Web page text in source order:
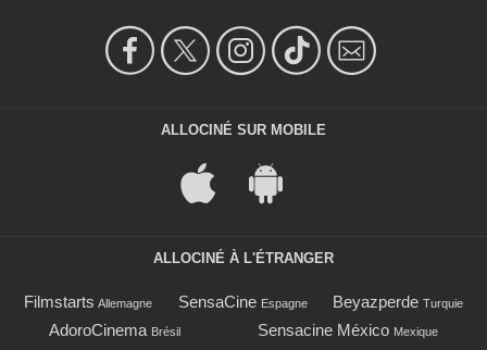
ALLOCINÉ SUR MOBILE
ALLOCINÉ À L'ÉTRANGER
Filmstarts Allemagne SensaCine Espagne Beyazperde Turquie
AdoroCinema Brésil Sensacine México Mexique